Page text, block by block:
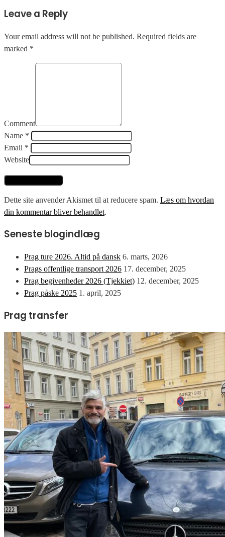
Leave a Reply
Your email address will not be published. Required fields are
marked *
Comment
Name *
Email *
Website
Dette site anvender Akismet til at reducere spam. Læs om hvordan
din kommentar bliver behandlet.
Seneste blogindlæg
Prag ture 2026. Altid på dansk 6. marts, 2026
Prags offentlige transport 2026 17. december, 2025
Prag begivenheder 2026 (Tjekkiet) 12. december, 2025
Prag påske 2025 1. april, 2025
Prag transfer